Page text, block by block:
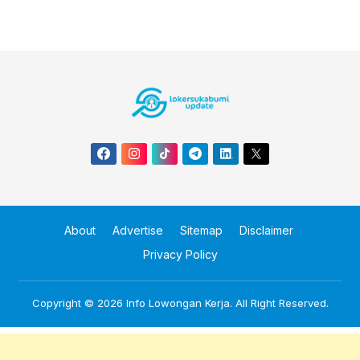
About Advertise Sitemap
Disclaimer
Privacy Policy
Copyright © 2026 Info Lowongan Kerja. All Right Reserved.